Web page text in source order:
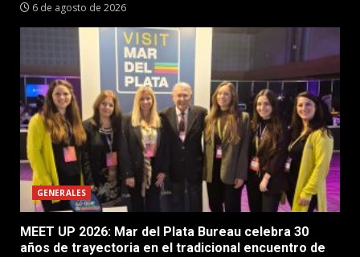
6 de agosto de 2026
GENERALES
MEET UP 2026: Mar del Plata Bureau celebra 30
años de trayectoria en el tradicional encuentro de